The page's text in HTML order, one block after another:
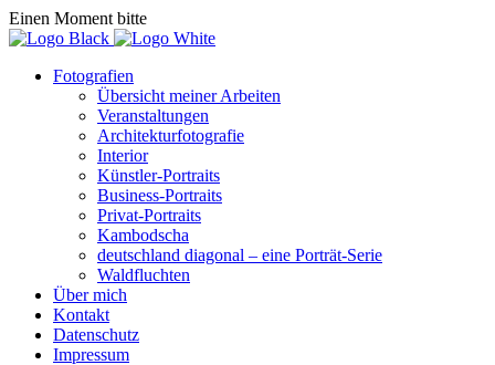
Einen Moment bitte
Fotografien
Übersicht meiner Arbeiten
Veranstaltungen
Architekturfotografie
Interior
Künstler-Portraits
Business-Portraits
Privat-Portraits
Kambodscha
deutschland diagonal – eine Porträt-Serie
Waldfluchten
Über mich
Kontakt
Datenschutz
Impressum